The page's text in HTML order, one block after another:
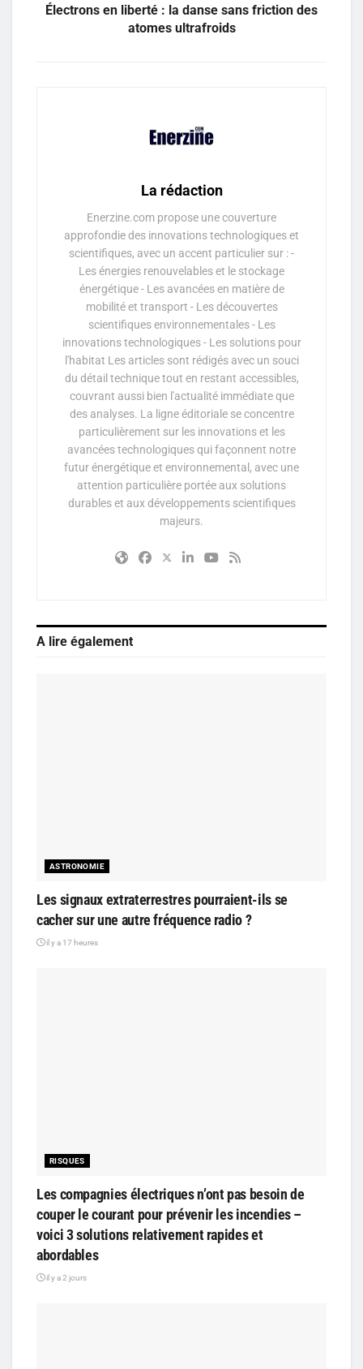
Électrons en liberté : la danse sans friction des
atomes ultrafroids
La rédaction
Enerzine.com propose une couverture
approfondie des innovations technologiques et
scientifiques, avec un accent particulier sur : -
Les énergies renouvelables et le stockage
énergétique - Les avancées en matière de
mobilité et transport - Les découvertes
scientifiques environnementales - Les
innovations technologiques - Les solutions pour
l'habitat Les articles sont rédigés avec un souci
du détail technique tout en restant accessibles,
couvrant aussi bien l'actualité immédiate que
des analyses. La ligne éditoriale se concentre
particulièrement sur les innovations et les
avancées technologiques qui façonnent notre
futur énergétique et environnemental, avec une
attention particulière portée aux solutions
durables et aux développements scientifiques
majeurs.
A lire également
ASTRONOMIE
Les signaux extraterrestres pourraient-ils se
cacher sur une autre fréquence radio ?
il y a 17 heures
RISQUES
Les compagnies électriques n’ont pas besoin de
couper le courant pour prévenir les incendies –
voici 3 solutions relativement rapides et
abordables
il y a 2 jours